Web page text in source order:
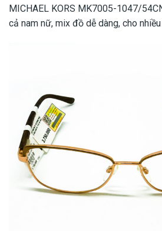
MICHAEL KORS MK7005-1047/
cả nam nữ, mix đồ dễ dàng, cho